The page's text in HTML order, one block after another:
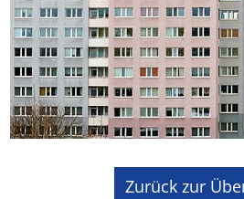
Zurück zur